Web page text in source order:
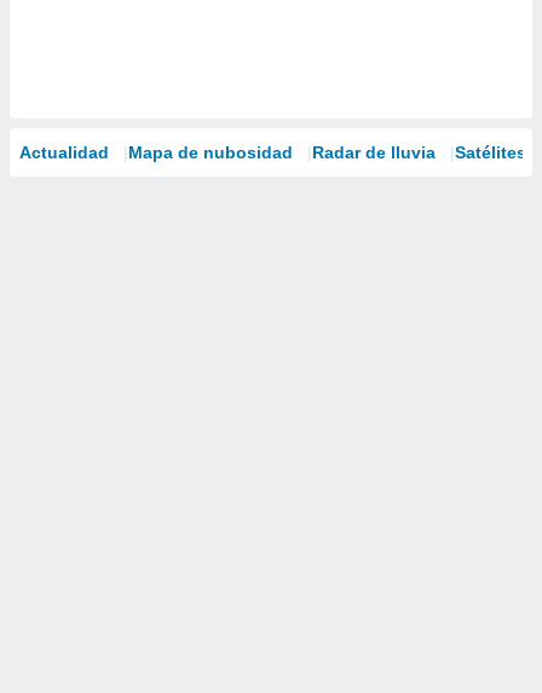
Actualidad Mapa de nubosidad Radar de lluvia Satélites